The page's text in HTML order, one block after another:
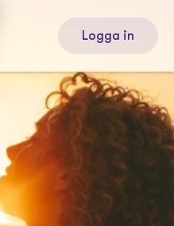
Logga in